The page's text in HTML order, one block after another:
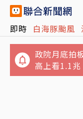
即時 白海豚颱風
政院月底拍
高上看1.1兆